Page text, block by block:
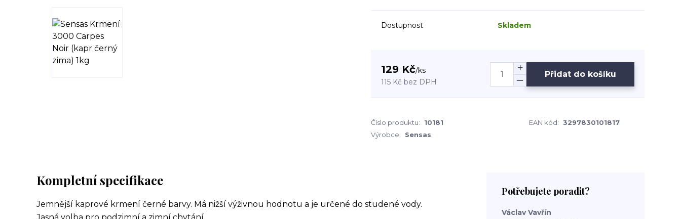
Dostupnost Skladem
129 Kč/ks
115 Kč bez DPH
Přidat do košíku
Číslo produktu: 10181 EAN kód: 3297830101817
Výrobce:
Sensas
Kompletní specifikace
Jemnější kaprové krmení černé barvy. Má nižší výživnou hodnotu a je určené do studené vody.
Potřebujete poradit?
Václav Vavřín